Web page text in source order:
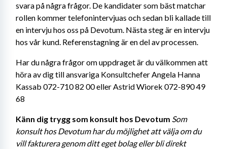
svara på några frågor. De kandidater som bäst matchar
rollen kommer telefonintervjuas och sedan bli kallade till
en intervju hos oss på Devotum. Nästa steg är en intervju
hos vår kund. Referenstagning är en del av processen.
Har du några frågor om uppdraget är du välkommen att
höra av dig till ansvariga Konsultchefer Angela Hanna
Kassab 072-710 82 00 eller Astrid Wiorek 072-890 49
68
Känn dig trygg som konsult hos Devotum Som
konsult hos Devotum har du möjlighet att välja om du
vill fakturera genom ditt eget bolag eller bli direkt